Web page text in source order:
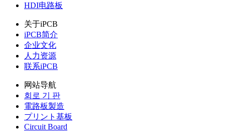
HDI电路板
关于iPCB
iPCB简介
企业文化
人力资源
联系iPCB
网站导航
회로 기 판
電路板製造
プリント基板
Circuit Board